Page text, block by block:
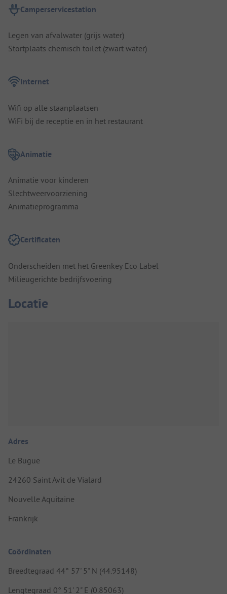
Camperservicestation
Legen van afvalwater (grijs water)
Stortplaats chemisch toilet (zwart water)
Internet
Wifi op alle staanplaatsen
WiFi bij de receptie en in het restaurant
Animatie
Animatie voor kinderen
Slechtweervoorziening
Animatieprogramma
Certificaten
Onderscheiden met het Greenkey Eco Label
Milieugerichte bedrijfsvoering
Locatie
Adres
Le Bugue
24260 Saint Avit de Vialard
Nouvelle Aquitaine
Frankrijk
Coördinaten
Breedtegraad 44° 57' 5" N (44.95148)
Lengtegraad 0° 51' 2" E (0.85063)